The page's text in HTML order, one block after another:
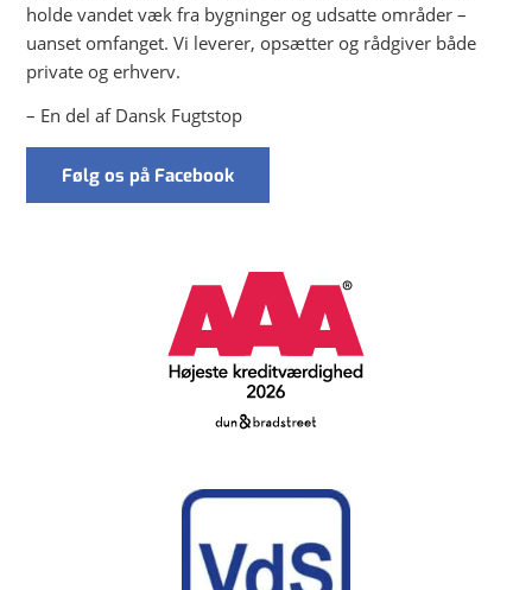
holde vandet væk fra bygninger og udsatte områder –
uanset omfanget. Vi leverer, opsætter og rådgiver både
private og erhverv.
– En del af Dansk Fugtstop
Følg os på Facebook